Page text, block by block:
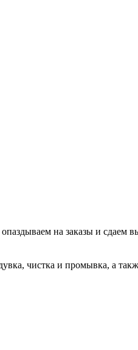
на заказы и сдаем
чистка и промывка, а